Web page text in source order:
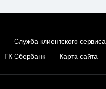
Служба клиентского сервиса
ГК Сбербанк Карта сайта